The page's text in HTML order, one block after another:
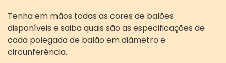
Tenha em mãos todas as cores de balões
disponíveis e saiba quais são as especificações de
cada polegada de balão em diâmetro e
circunferência.